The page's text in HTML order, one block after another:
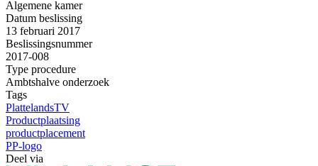
Algemene kamer
Datum beslissing
13 februari 2017
Beslissingsnummer
2017-008
Type procedure
Ambtshalve onderzoek
Tags
PlattelandsTV
Productplaatsing
productplacement
PP-logo
Deel via